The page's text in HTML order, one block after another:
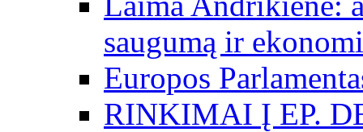
saugumą ir
Europos
RINKIMAI Į EP.